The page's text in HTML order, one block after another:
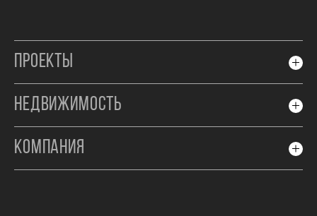
ПРОЕКТЫ
НЕДВИЖИМОСТЬ
КОМПАНИЯ